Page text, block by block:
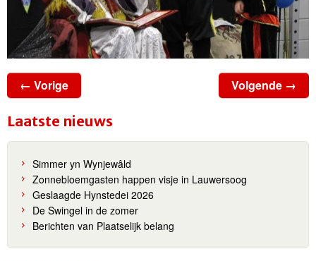
← Vorige Volgende →
Laatste nieuws
Simmer yn Wynjewâld
Zonnebloemgasten happen visje in Lauwersoog
Geslaagde Hynstedei 2026
De Swingel in de zomer
Berichten van Plaatselijk belang